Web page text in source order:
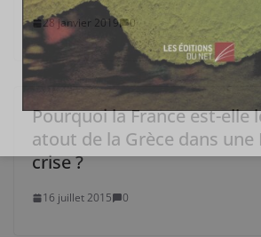
28 janvier 2019 0
Pourquoi la France est-elle
atout de la Grèce dans une
crise ?
16 juillet 2015 0